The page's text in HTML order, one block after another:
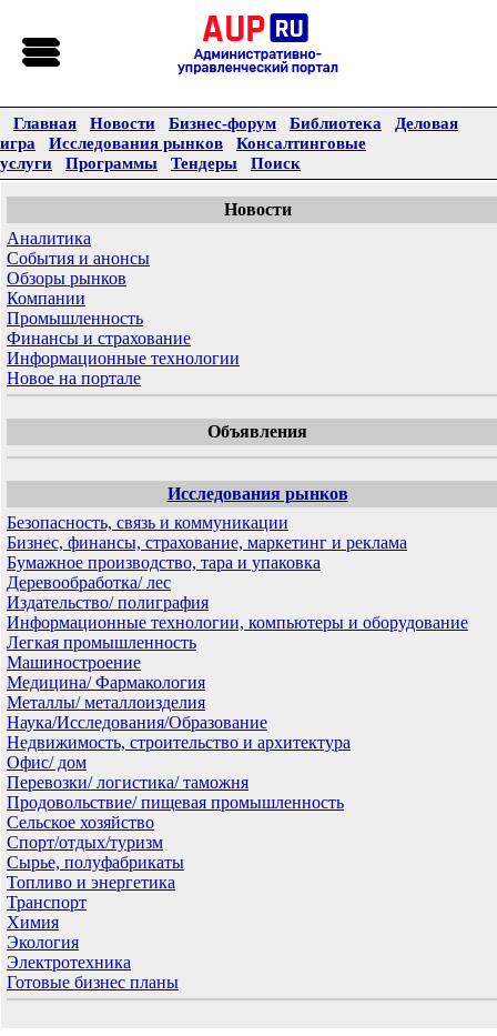
Главная Новости Бизнес-форум Библиотека
Деловая
игра
Исследования рынков
Консалтинговые
услуги
Программы Тендеры Поиск
Новости
Аналитика
События и анонсы
Обзоры рынков
Компании
Промышленность
Финансы и страхование
Информационные технологии
Новое на портале
Объявления
Исследования рынков
Безопасность, связь и коммуникации
Бизнес, финансы, страхование, маркетинг и реклама
Бумажное производство, тара и упаковка
Деревообработка/ лес
Издательство/ полиграфия
Информационные технологии, компьютеры и оборудование
Легкая промышленность
Машиностроение
Медицина/ Фармакология
Металлы/ металлоизделия
Наука/Исследования/Образование
Недвижимость, строительство и архитектура
Офис/ дом
Перевозки/ логистика/ таможня
Продовольствие/ пищевая промышленность
Сельское хозяйство
Спорт/отдых/туризм
Сырье, полуфабрикаты
Топливо и энергетика
Транспорт
Химия
Экология
Электротехника
Готовые бизнес планы